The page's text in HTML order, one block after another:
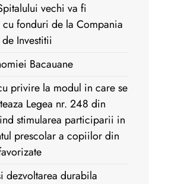
vechi va fi
fonduri de la Compania
Investitii
Bacauane
privire la modul in care se
Legea nr. 248 din
stimularea participarii in
prescolar a copiilor din
dezvoltarea durabila